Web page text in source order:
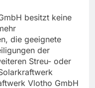
besitzt keine
die geeignete
der
Streu- oder
Vlotho GmbH